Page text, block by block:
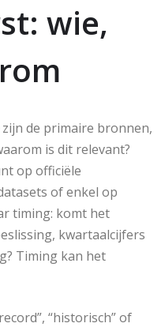
wie,
de primaire bronnen,
is dit relevant?
op officiële
of enkel op
timing: komt het
kwartaalcijfers
Timing kan het
“historisch” of